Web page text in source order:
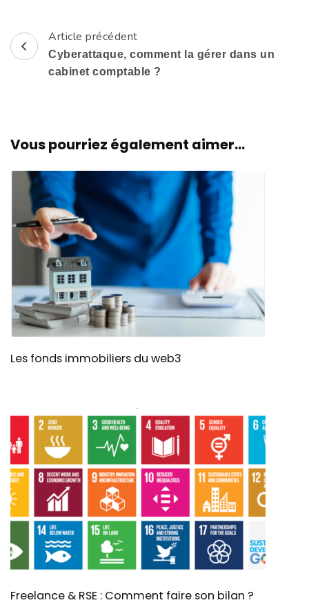
Navigation
d'article
Article précédent
Cyberattaque, comment la gérer dans un
cabinet comptable ?
Vous pourriez également aimer...
Les fonds immobiliers du web3
Freelance & RSE : Comment faire son bilan ?